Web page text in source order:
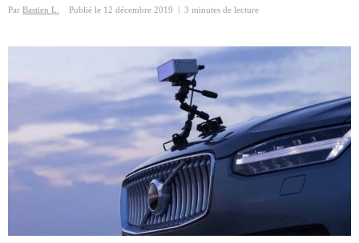
Par Bastien L. Publié le 12 décembre 2019 3 minutes de lecture